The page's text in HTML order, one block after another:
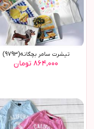
تیشرت سامر بچگانه(9793)
۸۶۴,۰۰۰ تومان